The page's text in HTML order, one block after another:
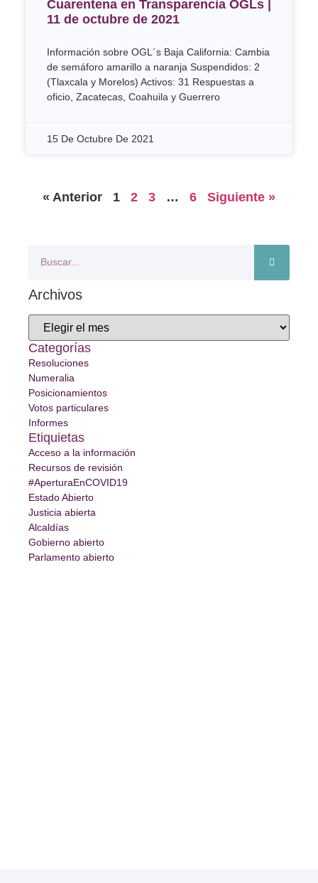
Cuarentena en Transparencia OGLs |
11 de octubre de 2021
Información sobre OGL´s Baja California: Cambia
de semáforo amarillo a naranja Suspendidos: 2
(Tlaxcala y Morelos) Activos: 31 Respuestas a
oficio, Zacatecas, Coahuila y Guerrero
15 De Octubre De 2021
« Anterior 1 2 3 … 6 Siguiente »
Archivos
Categorías
Resoluciones
Numeralia
Posicionamientos
Votos particulares
Informes
Etiquietas
Acceso a la información
Recursos de revisión
#AperturaEnCOVID19
Estado Abierto
Justicia abierta
Alcaldías
Gobierno abierto
Parlamento abierto